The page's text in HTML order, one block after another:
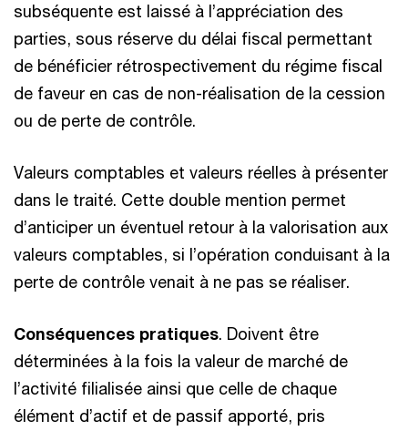
subséquente est laissé à l’appréciation des
parties, sous réserve du délai fiscal permettant
de bénéficier rétrospectivement du régime fiscal
de faveur en cas de non-réalisation de la cession
ou de perte de contrôle.
Valeurs comptables et valeurs réelles à présenter
dans le traité. Cette double mention permet
d’anticiper un éventuel retour à la valorisation aux
valeurs comptables, si l’opération conduisant à la
perte de contrôle venait à ne pas se réaliser.
Conséquences pratiques. Doivent être
déterminées à la fois la valeur de marché de
l’activité filialisée ainsi que celle de chaque
élément d’actif et de passif apporté, pris